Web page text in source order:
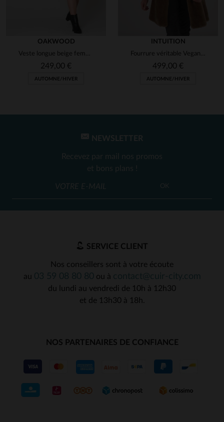
OAKWOOD
Veste longue beige femme
249,00 €
AUTOMNE/HIVER
INTUITION
Fourrure véritable Vegan en laine tricotée
499,00 €
AUTOMNE/HIVER
NEWSLETTER
Recevez par mail nos promos
et bons plans !
OK
SERVICE CLIENT
Nos conseillers sont à votre écoute
au
ou à
du lundi au vendredi de 10h à 12h30
et de 13h30 à 18h.
NOS PARTENAIRES DE CONFIANCE